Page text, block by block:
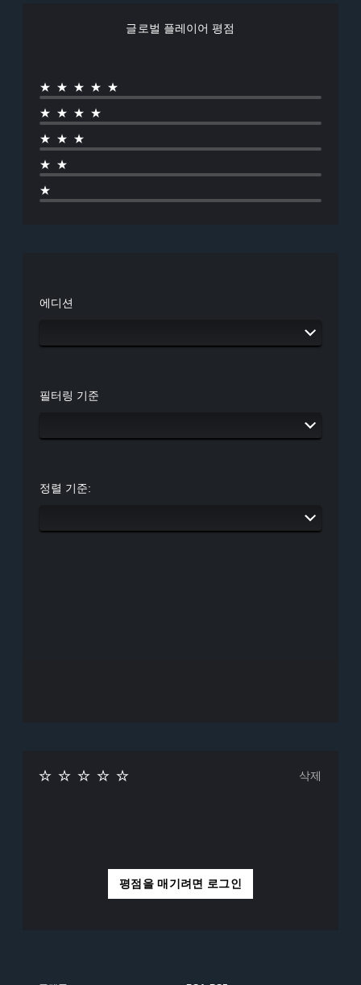
글로벌 플레이어 평점
★★★★★
★★★★
★★★
★★
★
에디션
필터링 기준
정렬 기준:
평점을 매기려면 로그인
삭제